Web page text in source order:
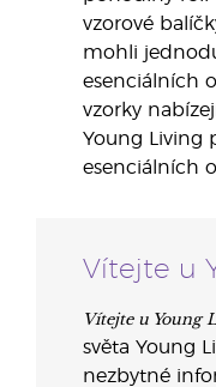
vzorové
mohli
esenciálních
vzorky
Young Living
esenciálních
Vítejte u
Vítejte u Young
světa Young
nezbytné